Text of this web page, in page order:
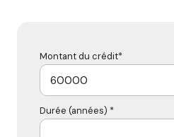
Montant du crédit*
Durée (années) *